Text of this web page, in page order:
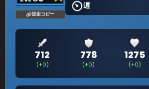
設定コピー
遅
712
(+0)
778
(+0)
1275
(+0)